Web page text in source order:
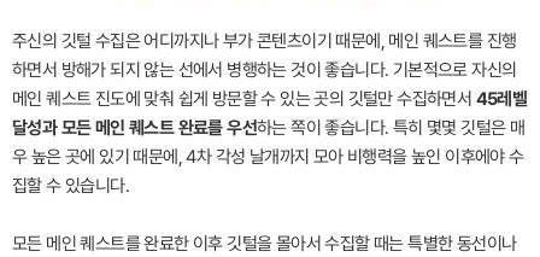
주신의 깃털 수집은 어디까지나 부가 콘텐츠이기 때문에, 메인 퀘스트를 진행
하면서 방해가 되지 않는 선에서 병행하는 것이 좋습니다. 기본적으로 자신의
메인 퀘스트 진도에 맞춰 쉽게 방문할 수 있는 곳의 깃털만 수집하면서 45레벨
달성과 모든 메인 퀘스트 완료를 우선하는 쪽이 좋습니다. 특히 몇몇 깃털은 매
우 높은 곳에 있기 때문에, 4차 각성 날개까지 모아 비행력을 높인 이후에야 수
집할 수 있습니다.
모든 메인 퀘스트를 완료한 이후 깃털을 몰아서 수집할 때는 특별한 동선이나